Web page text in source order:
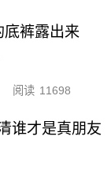
裤露出来
阅读 11698
谁才是真朋友